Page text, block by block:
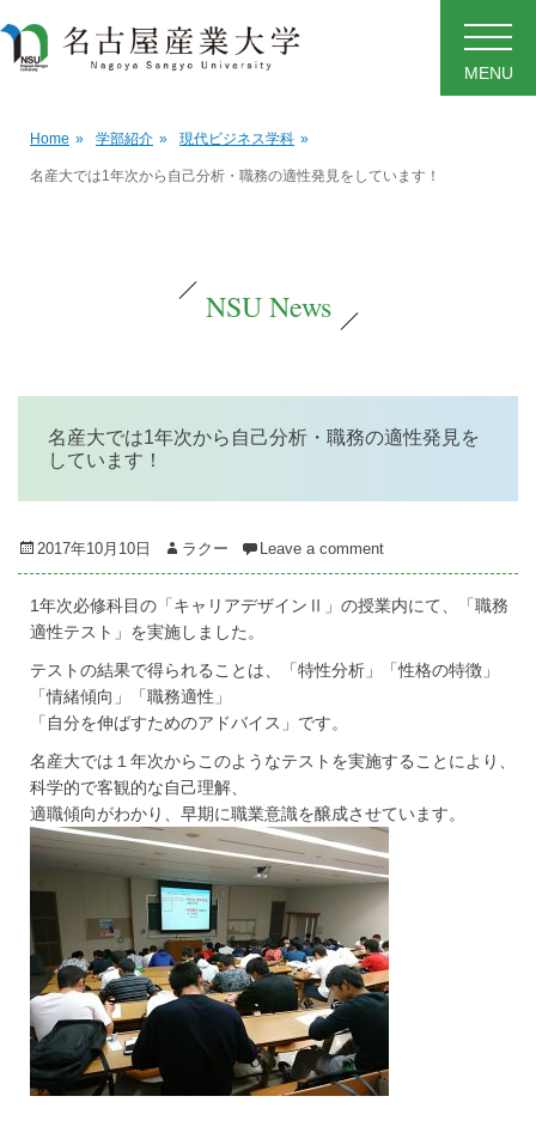
MENU
Home » 学部紹介 » 現代ビジネス学科 »
名産大では1年次から自己分析・職務の適性発見をしています！
NSU News
名産大では1年次から自己分析・職務の適性発見を
しています！
Posted
on
2017年10月10日 Author
ラクー Leave a comment
1年次必修科目の「キャリアデザインⅡ」の授業内にて、「職務
適性テスト」を実施しました。
テストの結果で得られることは、「特性分析」「性格の特徴」
「情緒傾向」「職務適性」
「自分を伸ばすためのアドバイス」です。
名産大では１年次からこのようなテストを実施することにより、
科学的で客観的な自己理解、
適職傾向がわかり、早期に職業意識を醸成させています。